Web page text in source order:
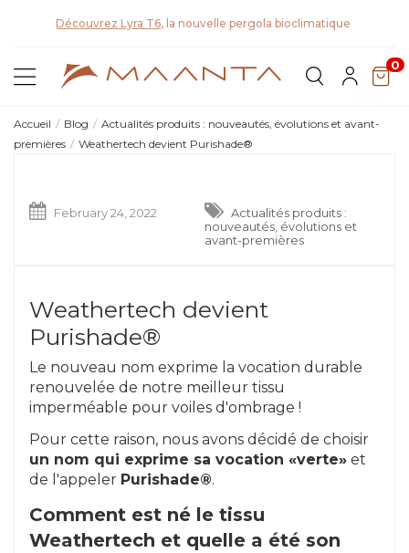
0
Accueil Blog
Actualités produits : nouveautés, évolutions et avant-
premières
Weathertech devient Purishade®
February 24, 2022
Actualités produits :
nouveautés, évolutions et
avant-premières
Weathertech devient
Purishade®
Le nouveau nom exprime la vocation durable
renouvelée de notre meilleur tissu
imperméable pour voiles d'ombrage !
Pour cette raison, nous avons décidé de choisir
un nom qui exprime sa vocation «verte» et
de l'appeler Purishade®.
Comment est né le tissu
Weathertech et quelle a été son